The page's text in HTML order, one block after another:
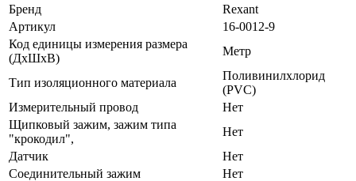
Бренд
Rexant
Артикул
16-0012-9
Код единицы измерения размера
(ДхШхВ)
Метр
Тип изоляционного материала
Поливинилхлорид
(PVC)
Измерительный провод
Нет
Щипковый зажим, зажим типа
"крокодил",
Нет
Датчик
Нет
Соединительный зажим
Нет